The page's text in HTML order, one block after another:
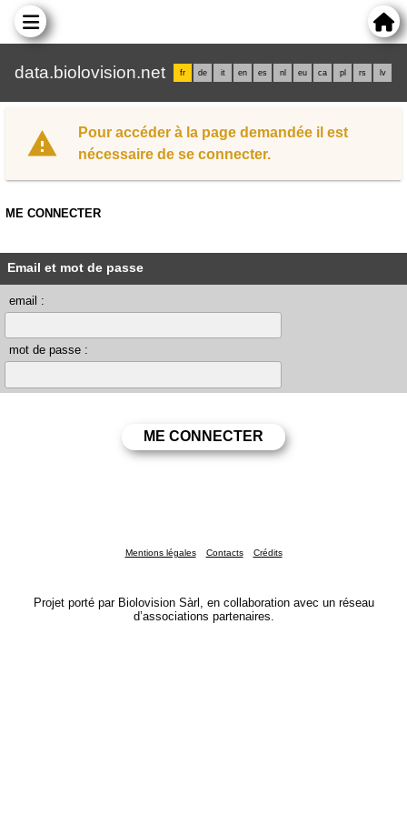
data.biolovision.net fr de it en es nl eu ca pl rs lv
Pour accéder à la page demandée il est
nécessaire de se connecter.
ME CONNECTER
Email et mot de passe
email :
mot de passe :
Mentions légales Contacts Crédits
Projet porté par Biolovision Sàrl, en collaboration avec un réseau
d’associations partenaires.